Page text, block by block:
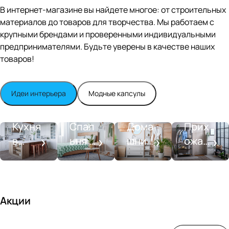
n
Whit
e
satin
В интернет-магазине вы найдете многое: от строительных
материалов до товаров для творчества. Мы работаем с
крупными брендами и проверенными индивидуальными
предпринимателями. Будьте уверены в качестве наших
товаров!
Идеи интерьера Модные капсулы
Кухня
в
стиле
Спал
ьня в
совре
Дома
шний
SPA-
Прих
ожая
со
Акции